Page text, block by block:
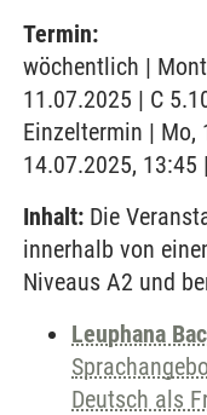
Termin:
wöchentlich |
11.07.2025 | C
Einzeltermin | Mo,
14.07.2025, 13:45
Inhalt: Die
innerhalb von
Niveaus A2 und
Leuphana
Deutsch als